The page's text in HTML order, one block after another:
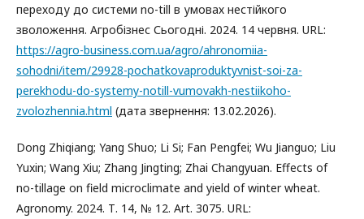
переходу до системи no-till в умовах нестійкого
зволоження. Агробізнес Сьогодні. 2024. 14 червня. URL:
https://agro-business.com.ua/agro/ahronomiia-
sohodni/item/29928-pochatkovaproduktyvnist-soi-za-
perekhodu-do-systemy-notill-vumovakh-nestiikoho-
zvolozhennia.html (дата звернення: 13.02.2026).
Dong Zhiqiang; Yang Shuo; Li Si; Fan Pengfei; Wu Jianguo; Liu
Yuxin; Wang Xiu; Zhang Jingting; Zhai Changyuan. Effects of
no-tillage on field microclimate and yield of winter wheat.
Agronomy. 2024. Т. 14, № 12. Art. 3075. URL: